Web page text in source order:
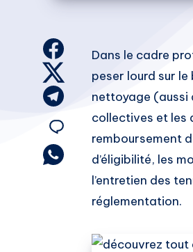
Share
Share
Twitter
Share
Telegram
Share
Email
Share
Whatsapp
Dans le cadre
peser lourd sur le
nettoyage (aussi
collectives et les
remboursement
d’éligibilité, les
l’entretien des
réglementation.